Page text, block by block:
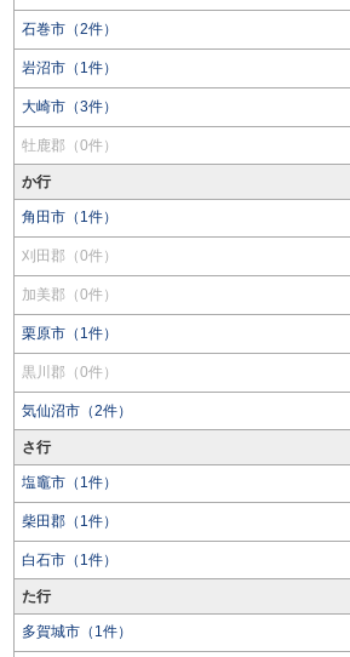
石巻市（2件）
岩沼市（1件）
大崎市（3件）
牡鹿郡（0件）
か行
角田市（1件）
刈田郡（0件）
加美郡（0件）
栗原市（1件）
黒川郡（0件）
気仙沼市（2件）
さ行
塩竈市（1件）
柴田郡（1件）
白石市（1件）
た行
多賀城市（1件）